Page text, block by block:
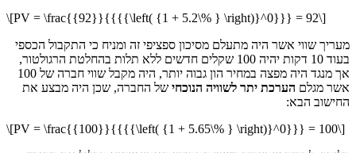
\[PV = \frac{{92}}{{{{\left( {1 + 5.2\% } \right)}^0}}} = 92\]
מעריך שווי אשר היה מתעלם מסיכון ספציפי זה ומניח כי התקבול הכספי
בעוד 10 דקות יהיה 100 שקלים חדשים ללא תלות בהחלטת הרגולטור,
אך מנגד היה מפצה במחיר הון גבוה יותר, היה מקבל שווי חברה של 100
אשר מגלם הערכת יתר לשוויה הנוכחי של החברה, שכן היה מבצע את
החישוב הבא:
\[PV = \frac{{100}}{{{{\left( {1 + 5.65\% } \right)}^0}}} = 100\]